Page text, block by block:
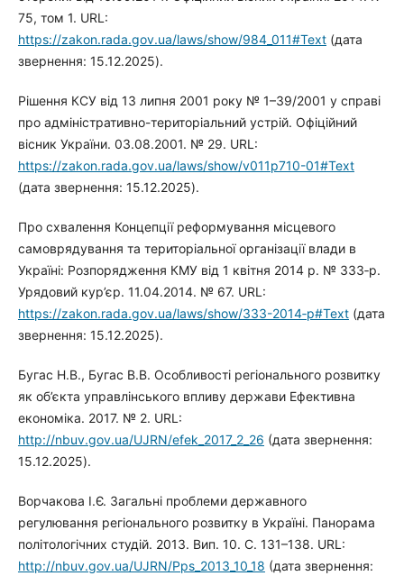
75, том 1. URL:
https://zakon.rada.gov.ua/laws/show/984_011#Text(дата
звернення: 15.12.2025).
Рішення КСУ від 13 липня 2001 року № 1–39/2001 у справі
про адміністративно-територіальний устрій. Офіційний
вісник України. 03.08.2001. № 29. URL:
https://zakon.rada.gov.ua/laws/show/v011p710-01#Text
(дата звернення: 15.12.2025).
Про схвалення Концепції реформування місцевого
самоврядування та територіальної організації влади в
Україні: Розпорядження КМУ від 1 квітня 2014 р. № 333‑р.
Урядовий кур’єр. 11.04.2014. № 67. URL:
https://zakon.rada.gov.ua/laws/show/333-2014‑р#Text(дата
звернення: 15.12.2025).
Бугас Н.В., Бугас В.В. Особливості регіонального розвитку
як об’єкта управлінського впливу держави Ефективна
економіка. 2017. № 2. URL:
http://nbuv.gov.ua/UJRN/efek_2017_2_26 (дата звернення:
15.12.2025).
Ворчакова І.Є. Загальні проблеми державного
регулювання регіонального розвитку в Україні. Панорама
політологічних студій. 2013. Вип. 10. С. 131–138. URL:
http://nbuv.gov.ua/UJRN/Pps_2013_10_18 (дата звернення: